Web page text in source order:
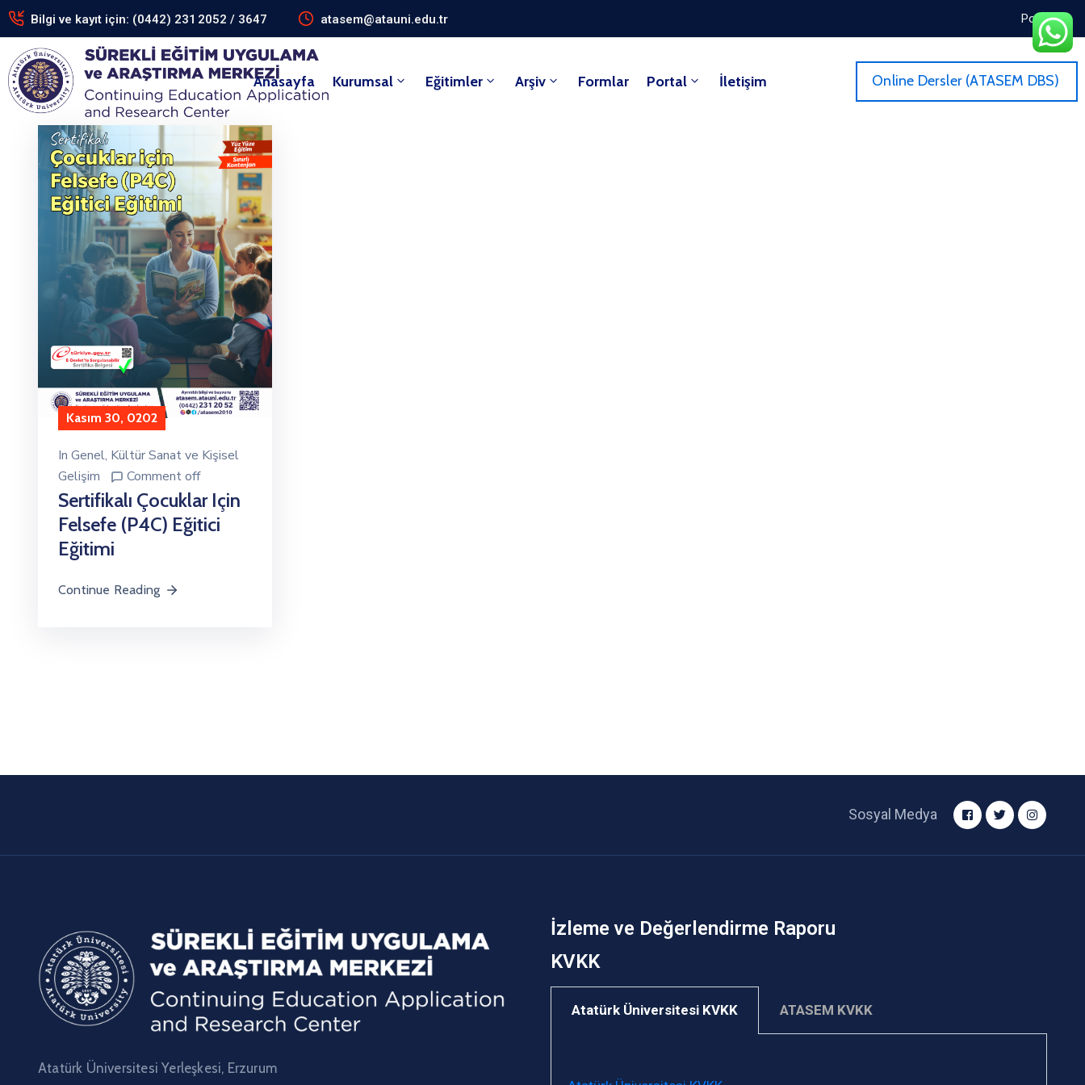
Bilgi ve kayıt için: (0442) 231 2052 / 3647 atasem@atauni.edu.tr Portal
Anasayfa Kurumsal Eğitimler Arşiv Formlar Portal İletişim Online Dersler (ATASEM DBS)
Kasım 30, 0202
In Genel‚ Kültür Sanat ve Kişisel
Gelişim
Comment off
Sertifikalı Çocuklar Için
Felsefe (P4C) Eğitici
Eğitimi
Continue Reading
Sosyal Medya
Atatürk Üniversitesi Yerleşkesi, Erzurum
İzleme ve Değerlendirme Raporu
KVKK
Atatürk Üniversitesi KVKK ATASEM KVKK